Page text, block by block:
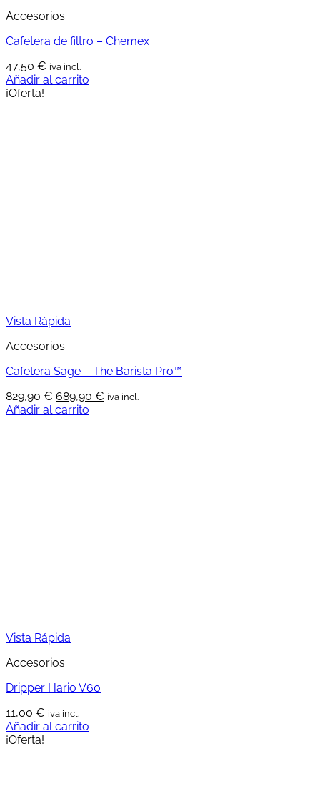
Accesorios
Cafetera de filtro – Chemex
47,50 € iva incl.
Añadir al carrito
¡Oferta!
Vista Rápida
Accesorios
Cafetera Sage – The Barista Pro™
829,90€ El
precio
689,90 € El
iva incl.
Añadir al carrito
Vista Rápida
Accesorios
Dripper Hario V60
11,00 € iva incl.
Añadir al carrito
¡Oferta!